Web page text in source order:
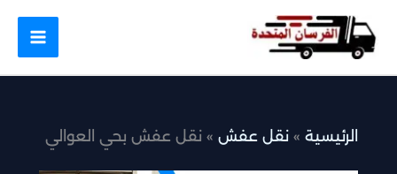
المحتوى
الرئيسية نقل عفش نقل عفش بحي العوالي